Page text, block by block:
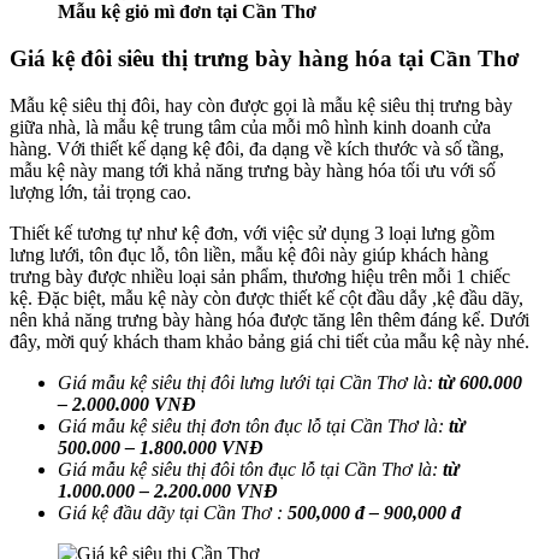
Mẫu kệ giỏ mì đơn tại Cần Thơ
Giá kệ đôi siêu thị trưng bày hàng hóa tại Cần Thơ
Mẫu kệ siêu thị đôi, hay còn được gọi là mẫu kệ siêu thị trưng bày
giữa nhà, là mẫu kệ trung tâm của mỗi mô hình kinh doanh cửa
hàng. Với thiết kế dạng kệ đôi, đa dạng về kích thước và số tầng,
mẫu kệ này mang tới khả năng trưng bày hàng hóa tối ưu với số
lượng lớn, tải trọng cao.
Thiết kế tương tự như kệ đơn, với việc sử dụng 3 loại lưng gồm
lưng lưới, tôn đục lỗ, tôn liền, mẫu kệ đôi này giúp khách hàng
trưng bày được nhiều loại sản phẩm, thương hiệu trên mỗi 1 chiếc
kệ. Đặc biệt, mẫu kệ này còn được thiết kế cột đầu dẫy ,kệ đầu dãy,
nên khả năng trưng bày hàng hóa được tăng lên thêm đáng kể. Dưới
đây, mời quý khách tham khảo bảng giá chi tiết của mẫu kệ này nhé.
Giá mẫu kệ siêu thị đôi lưng lưới tại Cần Thơ là: từ 600.000
– 2.000.000 VNĐ
Giá mẫu kệ siêu thị đơn tôn đục lỗ tại Cần Thơlà: từ
500.000 – 1.800.000 VNĐ
Giá mẫu kệ siêu thị đôi tôn đục lỗ tại Cần Thơlà: từ
1.000.000 – 2.200.000 VNĐ
Giá kệ đầu dãy tại Cần Thơ: 500,000 đ – 900,000 đ